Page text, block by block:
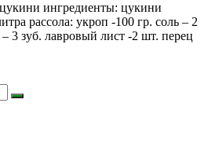
ингредиенты: цукини
рассола: укроп -100 гр. соль – 2
– 3 зуб. лавровый лист -2 шт. перец